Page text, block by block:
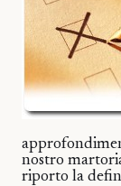
nostro
riporto la